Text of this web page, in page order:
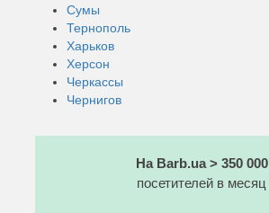
Сумы
Тернополь
Харьков
Херсон
Черкассы
Чернигов
На Barb.ua > 350 000
посетителей в месяц